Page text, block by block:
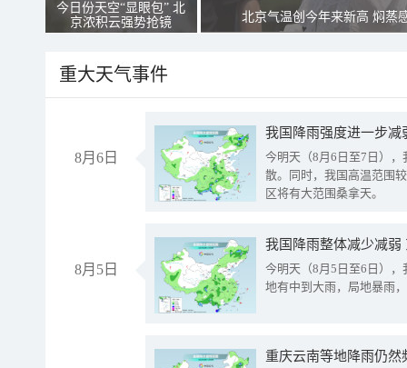
今日份天空“显眼包” 北
京浓积云强势抢镜
北京气温创今年来新高 焖蒸
重大天气事件
8月6日
今明天（8月6日至7日）
散。同时，我国高温范围
区将有大范围桑拿天。
8月5日
我国降雨整体减少减弱
今明天（8月5日至6日）
地有中到大雨，局地暴雨
重庆云南等地降雨仍然